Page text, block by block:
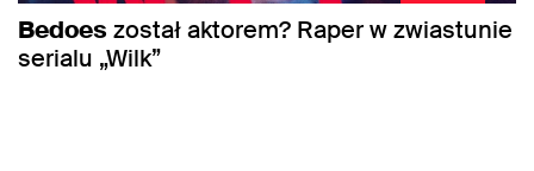
Bedoes został aktorem? Raper w zwiastunie
serialu „Wilk”